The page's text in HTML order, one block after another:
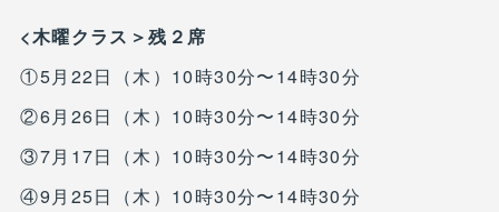
<木曜クラス＞残２席
①5月22日（木）10時30分〜14時30分
②6月26日（木）10時30分〜14時30分
③7月17日（木）10時30分〜14時30分
④9月25日（木）10時30分〜14時30分